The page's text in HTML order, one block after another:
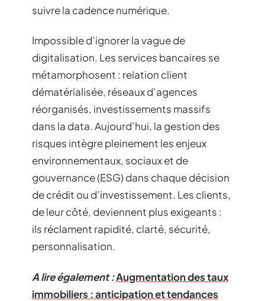
suivre la cadence numérique.
Impossible d’ignorer la vague de
digitalisation. Les services bancaires se
métamorphosent : relation client
dématérialisée, réseaux d’agences
réorganisés, investissements massifs
dans la data. Aujourd’hui, la gestion des
risques intègre pleinement les enjeux
environnementaux, sociaux et de
gouvernance (ESG) dans chaque décision
de crédit ou d’investissement. Les clients,
de leur côté, deviennent plus exigeants :
ils réclament rapidité, clarté, sécurité,
personnalisation.
A lire également :Augmentation des taux
immobiliers : anticipation et tendances